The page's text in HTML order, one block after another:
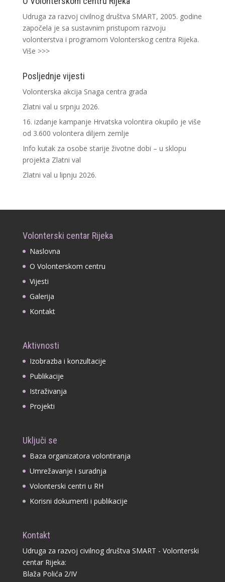
Udruga za razvoj civilnog društva SMART, 2005. godine
započela je sa sustavnim pristupom razvoju
volonterstva i programom Volonterskog centra Rijeka.
Više >>>
Posljednje vijesti
Volonterska akcija Snaga centra grada
Zlatni val u srpnju 2026.
16. izdanje kampanje Hrvatska volontira okupilo je više
od 3.600 volontera diljem zemlje
Info kutak za osobe starije životne dobi – u sklopu
projekta Zlatni val
Zlatni val u lipnju 2026.
Volonterski centar Rijeka
Naslovna
O Volonterskom centru
Vijesti
Galerija
Kontakt
Aktivnosti
Izobrazba i konzultacije
Publikacije
Istraživanja
Projekti
Uključi se
Baza organizatora volontiranja
Umrežavanje i suradnja
Volonterski centri u RH
Korisni dokumenti i publikacije
Kontakt
Udruga za razvoj civilnog društva SMART - Volonterski
centar Rijeka:
Blaža Polića 2/IV